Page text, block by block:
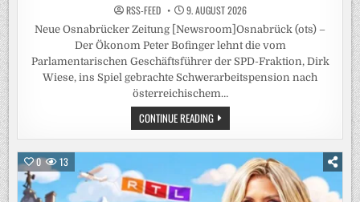
RSS-FEED 9. AUGUST 2026
Neue Osnabrücker Zeitung [Newsroom]Osnabrück (ots) –
Der Ökonom Peter Bofinger lehnt die vom
Parlamentarischen Geschäftsführer der SPD-Fraktion, Dirk
Wiese, ins Spiel gebrachte Schwerarbeitspension nach
österreichischem…
CONTINUE READINGRENTENEXPERTE
BOFINGER
LEHNT
MODELL
FÜR
SCHWERARBEITER
0 13